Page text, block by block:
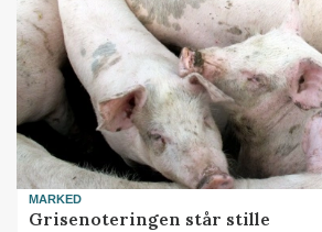
MARKED
Grisenoteringen står stille